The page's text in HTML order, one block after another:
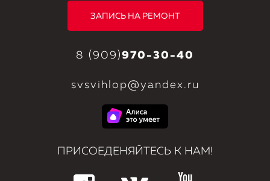
ЗАПИСЬ НА РЕМОНТ
8 (909)970-30-40
svsvihlop@yandex.ru
ПРИСОЕДЕНЯЙТЕСЬ К НАМ!